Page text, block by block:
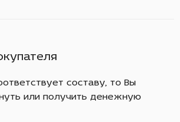
составу, то Вы
или получить денежную